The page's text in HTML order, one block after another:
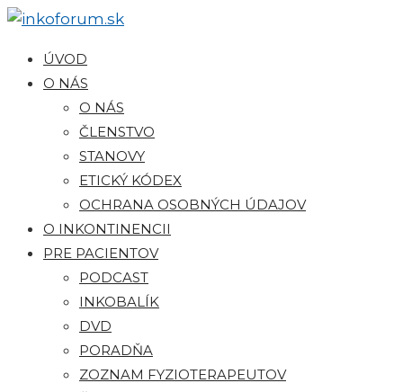
ÚVOD
O NÁS
O NÁS
ČLENSTVO
STANOVY
ETICKÝ KÓDEX
OCHRANA OSOBNÝCH ÚDAJOV
O INKONTINENCII
PRE PACIENTOV
PODCAST
INKOBALÍK
DVD
PORADŇA
ZOZNAM FYZIOTERAPEUTOV